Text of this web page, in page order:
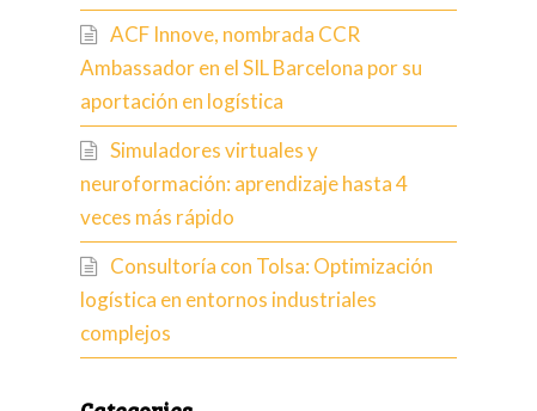
ACF Innove, nombrada CCR
Ambassador en el SIL Barcelona por su
aportación en logística
Simuladores virtuales y
neuroformación: aprendizaje hasta 4
veces más rápido
Consultoría con Tolsa: Optimización
logística en entornos industriales
complejos